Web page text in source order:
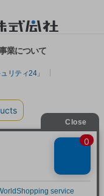
業について
リティ24」
エラエ）